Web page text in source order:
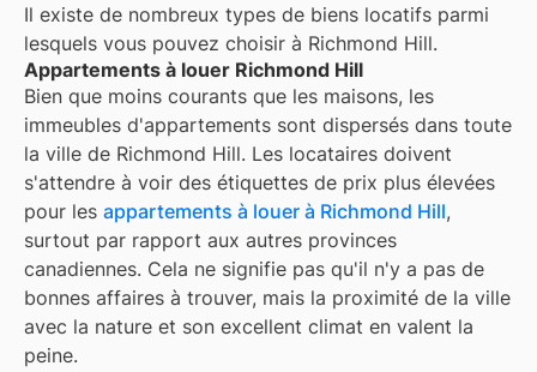
Il existe de nombreux types de biens locatifs parmi
lesquels vous pouvez choisir à Richmond Hill.
Appartements à louer Richmond Hill
Bien que moins courants que les maisons, les
immeubles d'appartements sont dispersés dans toute
la ville de Richmond Hill. Les locataires doivent
s'attendre à voir des étiquettes de prix plus élevées
pour les appartements à louer à Richmond Hill,
surtout par rapport aux autres provinces
canadiennes. Cela ne signifie pas qu'il n'y a pas de
bonnes affaires à trouver, mais la proximité de la ville
avec la nature et son excellent climat en valent la
peine.